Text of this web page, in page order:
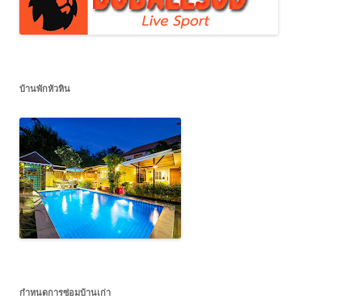
บ้านพักหัวหิน
กำหนดการซ่อมบ้านเก่า